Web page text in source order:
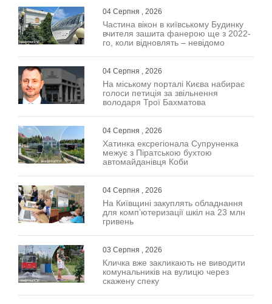
04 Серпня , 2026
Частина вікон в київському Будинку
вчителя зашита фанерою ще з 2022-
го, коли відновлять – невідомо
04 Серпня , 2026
На міському порталі Києва набирає
голоси петиція за звільнення
володаря Трої Бахматова
04 Серпня , 2026
Хатинка ексрегіонала Супруненка
межує з Піратською бухтою
автомайданівця Коби
04 Серпня , 2026
На Київщині закуплять обладнання
для комп’ютеризації шкіл на 23 млн
гривень
03 Серпня , 2026
Кличка вже закликають не виводити
комунальників на вулицю через
скажену спеку